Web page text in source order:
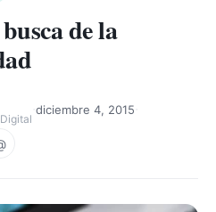
de la
diciembre 4, 2015